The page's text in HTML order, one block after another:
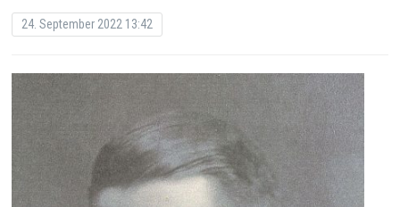
24. September 2022 13:42